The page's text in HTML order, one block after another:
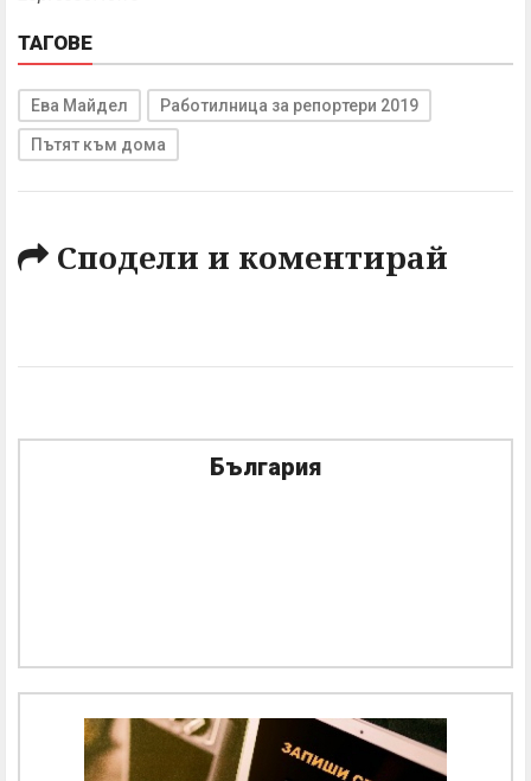
ТАГОВЕ
Ева Майдел Работилница за репортери 2019
Пътят към дома
Сподели и коментирай
България